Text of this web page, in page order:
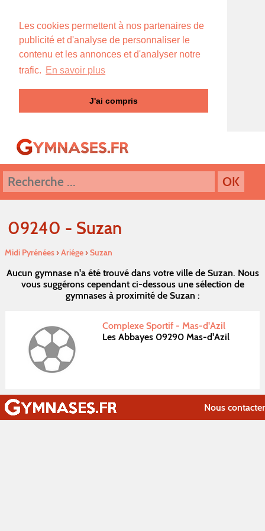
Les cookies permettent à nos partenaires de
publicité et d'analyse de personnaliser le
contenu et les annonces et d'analyser notre
trafic. En savoir plus
J'ai compris
09240 - Suzan
Midi Pyrénées›Ariége›Suzan
Aucun gymnase n'a été trouvé dans votre ville de Suzan. Nous
vous suggérons cependant ci-dessous une sélection de
gymnases à proximité de Suzan :
Complexe Sportif - Mas-d'Azil
Les Abbayes 09290 Mas-d'Azil
Nous contacter